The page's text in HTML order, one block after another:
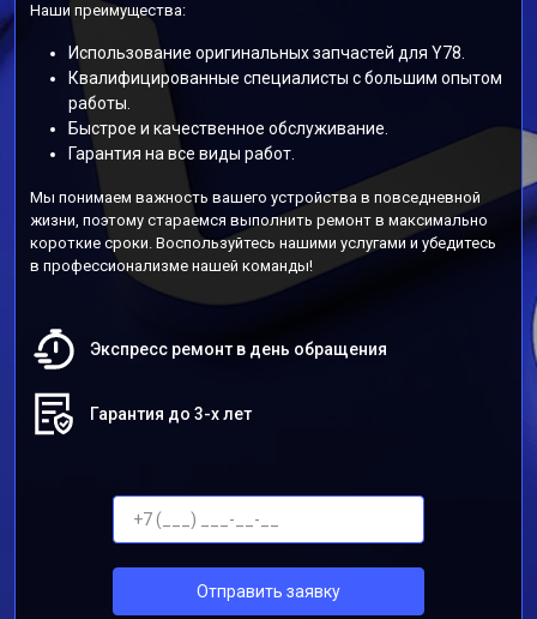
Наши преимущества:
Использование оригинальных запчастей для Y78.
Квалифицированные специалисты с большим опытом
работы.
Быстрое и качественное обслуживание.
Гарантия на все виды работ.
Мы понимаем важность вашего устройства в повседневной
жизни, поэтому стараемся выполнить ремонт в максимально
короткие сроки. Воспользуйтесь нашими услугами и убедитесь
в профессионализме нашей команды!
Экспресс ремонт в день обращения
Гарантия до 3-х лет
Отправить заявку